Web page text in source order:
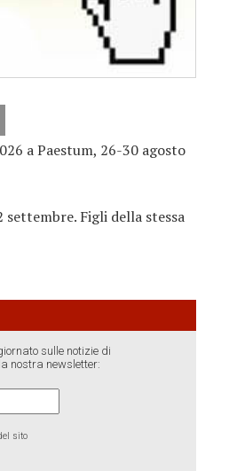
a Paestum, 26-30 agosto
settembre. Figli della stessa
sulle notizie di
nostra newsletter:
sito